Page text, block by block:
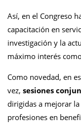
Así, en el Congreso
capacitación en
investigación y la
máximo interés
Como novedad, en
vez, sesiones
dirigidas a mejorar
profesiones en